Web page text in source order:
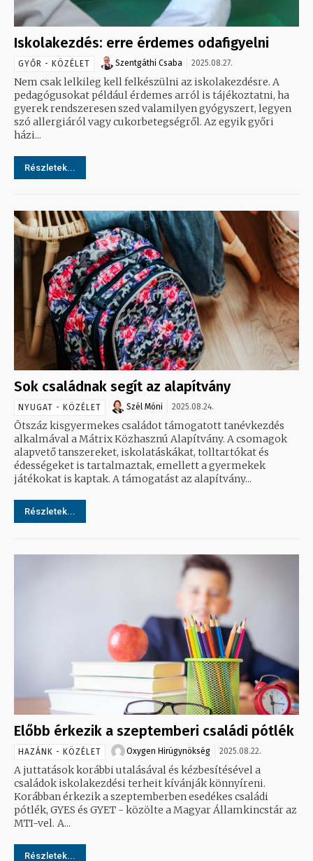
Iskolakezdés: erre érdemes odafigyelni
GYŐR - KÖZÉLET Szentgáthi Csaba 2025.08.27.
Nem csak lelkileg kell felkészülni az iskolakezdésre. A
pedagógusokat például érdemes arról is tájékoztatni, ha
gyerek rendszeresen szed valamilyen gyógyszert, legyen
szó allergiáról vagy cukorbetegségről. Az egyik győri
házi...
Részletek...
Sok családnak segít az alapítvány
NYUGAT - KÖZÉLET Szél Móni 2025.08.24.
Ötszáz kisgyermekes családot támogatott tanévkezdés
alkalmával a Mátrix Közhasznú Alapítvány. A csomagok
alapvető tanszereket, iskolatáskákat, tolltartókat és
édességeket is tartalmaztak, emellett a gyermekek
játékokat is kaptak. A támogatást az alapítvány...
Részletek...
Előbb érkezik a szeptemberi családi pótlék
HAZÁNK - KÖZÉLET Oxygen Hirügynökség 2025.08.22.
A juttatások korábbi utalásával és kézbesítésével a
családok iskolakezdési terheit kívánják könnyíreni.
Korábban érkezik a szeptemberben esedékes családi
pótlék, GYES és GYET - közölte a Magyar Államkincstár az
MTI-vel. A...
Részletek...